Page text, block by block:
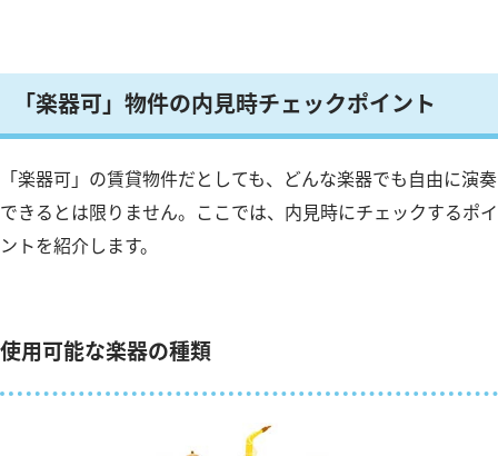
「楽器可」物件の内見時チェックポイント
「楽器可」の賃貸物件だとしても、どんな楽器でも自由に演奏
できるとは限りません。ここでは、内見時にチェックするポイ
ントを紹介します。
使用可能な楽器の種類